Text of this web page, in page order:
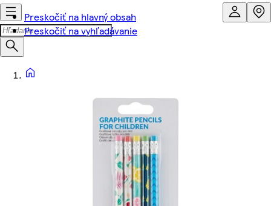
Preskočiť na hlavný obsah
Preskočiť na vyhľadávanie